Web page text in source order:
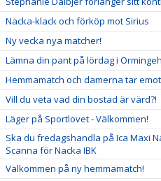
Nacka-klack och förköp mot Sirius
Ny vecka nya matcher!
Lämna din pant på lördag i
Hemmamatch och damerna tar emot
Vill du veta vad din bostad är värd?!
Läger på Sportlovet - Välkommen!
Ska du fredagshandla på Ica Maxi
Scanna för Nacka IBK
Välkommen på ny hemmamatch!